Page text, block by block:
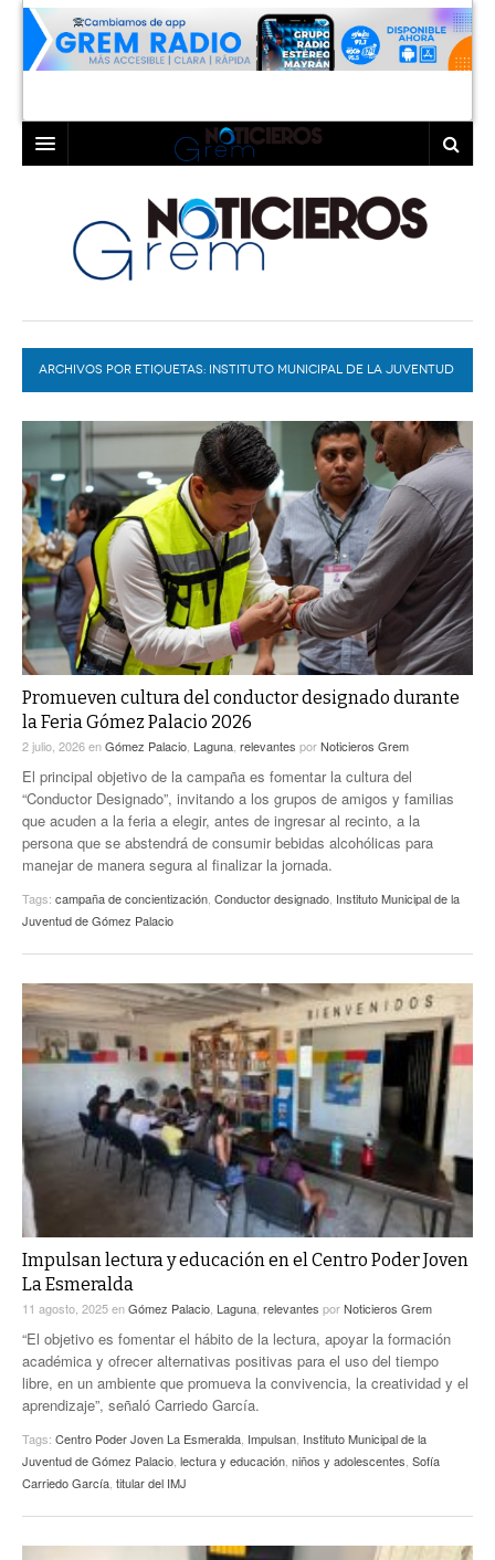
LAGUNA
TORREÓN
GÓMEZ PALACIO
LERDO
COAHUILA
DURANGO
DEPORTES
EL EXACTO
EXA INFORMA
GLOBO
CONTEXTOS
TRAYECTO LAGUNA
A MEDIA MAÑANA
A TODA LEY
DIÁLOGOS CON LA HISTORIA
TWEETS AND BEATS
LA MEJOR 97.1 ESTÉREO GALLITO
ACTUALIDADES GREM
PULSO
LA MEJOR INFORMACIÓN
PC29
ACTUALIDADES GREM
ARCHIVOS POR ETIQUETAS: INSTITUTO MUNICIPAL DE LA JUVENTUD
Promueven cultura del conductor designado durante
la Feria Gómez Palacio 2026
2 julio, 2026enGómez Palacio Laguna relevantes porNoticieros Grem
El principal objetivo de la campaña es fomentar la cultura del
“Conductor Designado”, invitando a los grupos de amigos y familias
que acuden a la feria a elegir, antes de ingresar al recinto, a la
persona que se abstendrá de consumir bebidas alcohólicas para
manejar de manera segura al finalizar la jornada.
Tags: campaña de concientización Conductor designado Instituto Municipal de la
Juventud de Gómez Palacio
Impulsan lectura y educación en el Centro Poder Joven
La Esmeralda
11 agosto, 2025enGómez Palacio Laguna relevantes porNoticieros Grem
“El objetivo es fomentar el hábito de la lectura, apoyar la formación
académica y ofrecer alternativas positivas para el uso del tiempo
libre, en un ambiente que promueva la convivencia, la creatividad y el
aprendizaje”, señaló Carriedo García.
Tags: Centro Poder Joven La Esmeralda Impulsan Instituto Municipal de la
Juventud de Gómez Palacio lectura y educación niños y adolescentes Sofía
Carriedo García titular del IMJ